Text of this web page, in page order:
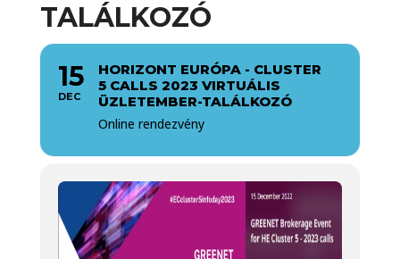
TALÁLKOZÓ
15
DEC
HORIZONT EURÓPA - CLUSTER
5 CALLS 2023 VIRTUÁLIS
ÜZLETEMBER-TALÁLKOZÓ
Online rendezvény